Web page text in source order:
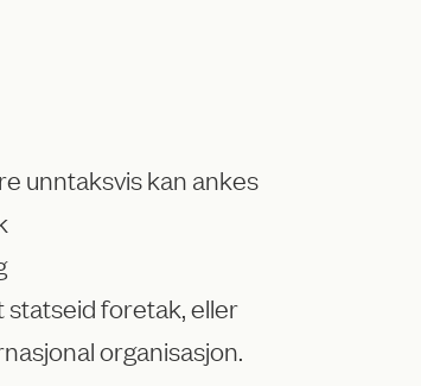
unntaksvis kan ankes
statseid foretak, eller
organisasjon.